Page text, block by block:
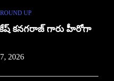
UP
కనగరాజ్ గారు హీరోగా
2026